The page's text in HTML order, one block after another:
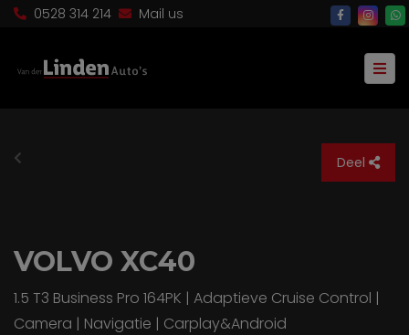
0528 314 214 Mail us
Deel
VOLVO XC40
1.5 T3 Business Pro 164PK | Adaptieve Cruise Control |
Camera | Navigatie | Carplay&Android